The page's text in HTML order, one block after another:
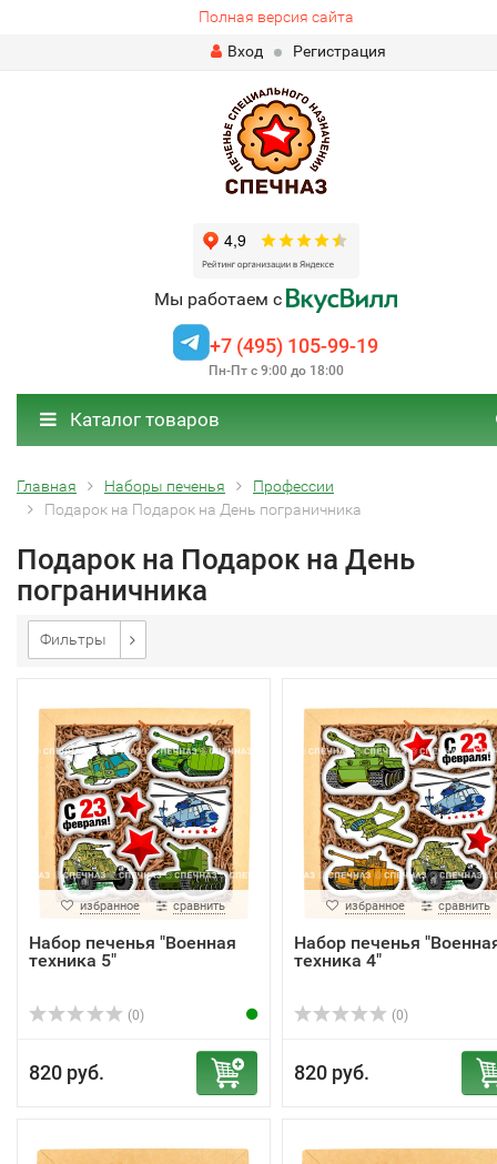
Полная версия сайта
Вход
Регистрация
Мы работаем с
+7 (495) 105-99-19
Пн-Пт с 9:00 до 18:00
Каталог товаров
Главная Наборы печенья
Профессии
Подарок на Подарок на День пограничника
Подарок на Подарок на День
пограничника
Фильтры
избранное сравнить
Набор печенья "Военная
техника 5"
(0)
820 руб.
избранное сравнить
Набор печенья
техника 4"
(0)
820 руб.